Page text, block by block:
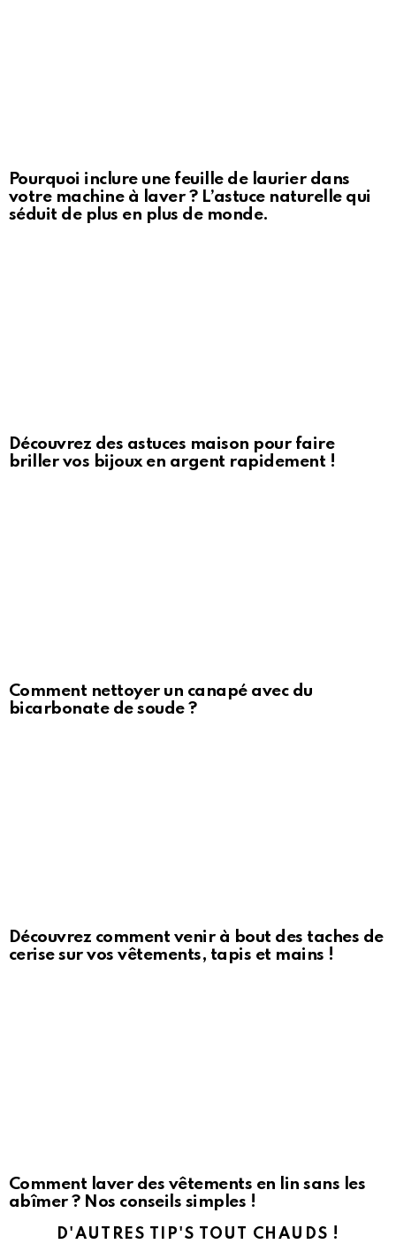
Pourquoi inclure une feuille de laurier dans
votre machine à laver ? L’astuce naturelle qui
séduit de plus en plus de monde.
Découvrez des astuces maison pour faire
briller vos bijoux en argent rapidement !
Comment nettoyer un canapé avec du
bicarbonate de soude ?
Découvrez comment venir à bout des taches de
cerise sur vos vêtements, tapis et mains !
Comment laver des vêtements en lin sans les
abîmer ? Nos conseils simples !
D'AUTRES TIP'S TOUT CHAUDS !